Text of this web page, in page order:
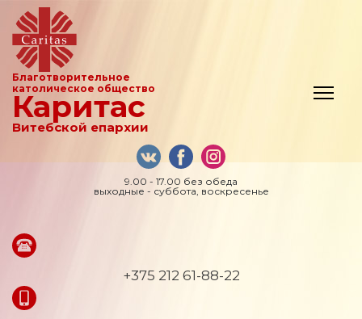
Благотворительное
католическое общество
Каритас
Витебской епархии
9.00 - 17.00 без обеда
выходные - суббота, воскресенье
+375 212 61-88-22